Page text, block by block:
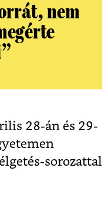
nem
28-án és 29-
sorozattal